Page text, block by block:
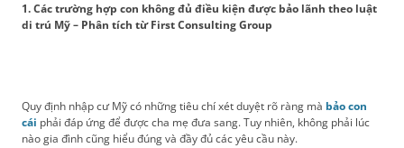
1. Các trường hợp con không đủ điều kiện được bảo lãnh theo luật
di trú Mỹ – Phân tích từ First Consulting Group
Quy định nhập cư Mỹ có những tiêu chí xét duyệt rõ ràng mà bảo con
cái phải đáp ứng để được cha mẹ đưa sang. Tuy nhiên, không phải lúc
nào gia đình cũng hiểu đúng và đầy đủ các yêu cầu này.